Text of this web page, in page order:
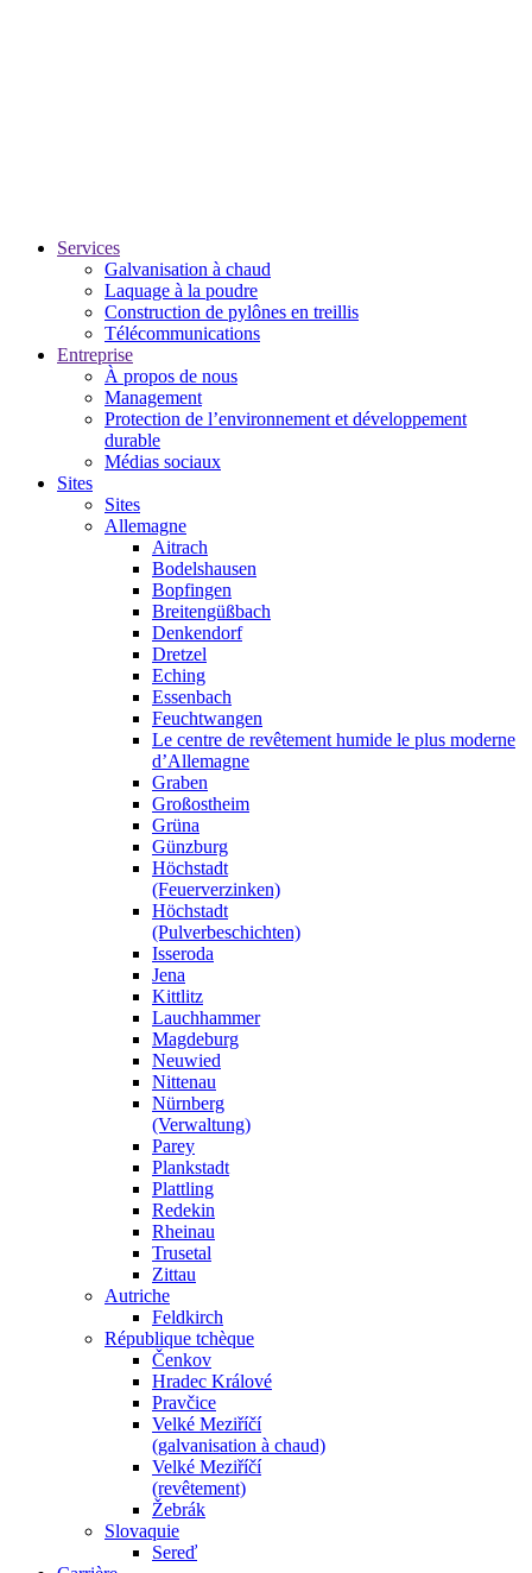
Services
Galvanisation à chaud
Laquage à la poudre
Construction de pylônes en treillis
Télécommunications
Entreprise
À propos de nous
Management
Protection de l’environnement et développement
durable
Médias sociaux
Sites
Sites
Allemagne
Aitrach
Bodelshausen
Bopfingen
Breitengüßbach
Denkendorf
Dretzel
Eching
Essenbach
Feuchtwangen
Le centre de revêtement humide le plus moderne
d’Allemagne
Graben
Großostheim
Grüna
Günzburg
Höchstadt
(Feuerverzinken)
Höchstadt
(Pulverbeschichten)
Isseroda
Jena
Kittlitz
Lauchhammer
Magdeburg
Neuwied
Nittenau
Nürnberg
(Verwaltung)
Parey
Plankstadt
Plattling
Redekin
Rheinau
Trusetal
Zittau
Autriche
Feldkirch
République tchèque
Čenkov
Hradec Králové
Pravčice
Velké Meziříčí
(galvanisation à chaud)
Velké Meziříčí
(revêtement)
Žebrák
Slovaquie
Sereď